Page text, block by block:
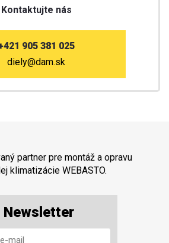
Kontaktujte nás
905 381 025
diely@dam.sk
partner pre montáž a opravu
klimatizácie WEBASTO.
Newsletter